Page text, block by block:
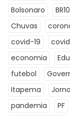
Bolsonaro
Chuvas
covid-19
economia
futebol
Itapema
pandemia
PF